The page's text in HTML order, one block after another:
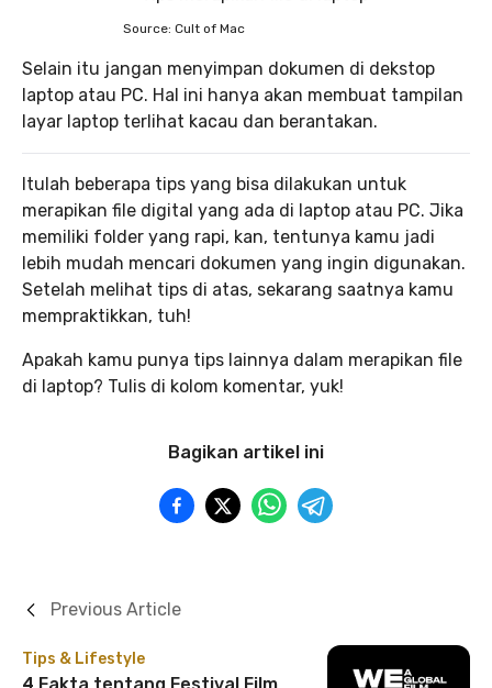
Source: Cult of Mac
Selain itu jangan menyimpan dokumen di dekstop
laptop atau PC. Hal ini hanya akan membuat tampilan
layar laptop terlihat kacau dan berantakan.
Itulah beberapa tips yang bisa dilakukan untuk
merapikan file digital yang ada di laptop atau PC. Jika
memiliki folder yang rapi, kan, tentunya kamu jadi
lebih mudah mencari dokumen yang ingin digunakan.
Setelah melihat tips di atas, sekarang saatnya kamu
mempraktikkan, tuh!
Apakah kamu punya tips lainnya dalam merapikan file
di laptop? Tulis di kolom komentar, yuk!
Bagikan artikel ini
Tips & Lifestyle
Previous Article